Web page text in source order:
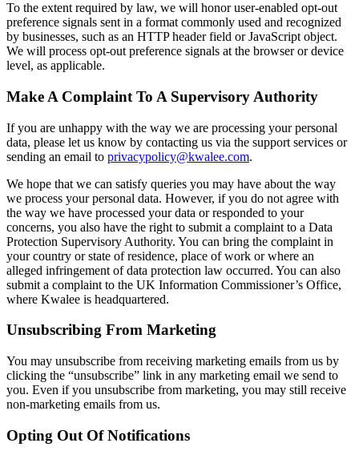
To the extent required by law, we will honor user-enabled opt-out
preference signals sent in a format commonly used and recognized
by businesses, such as an HTTP header field or JavaScript object.
We will process opt-out preference signals at the browser or device
level, as applicable.
Make A Complaint To A Supervisory Authority
If you are unhappy with the way we are processing your personal
data, please let us know by contacting us via the support services or
sending an email to privacypolicy@kwalee.com.
We hope that we can satisfy queries you may have about the way
we process your personal data. However, if you do not agree with
the way we have processed your data or responded to your
concerns, you also have the right to submit a complaint to a Data
Protection Supervisory Authority. You can bring the complaint in
your country or state of residence, place of work or where an
alleged infringement of data protection law occurred. You can also
submit a complaint to the UK Information Commissioner’s Office,
where Kwalee is headquartered.
Unsubscribing From Marketing
You may unsubscribe from receiving marketing emails from us by
clicking the “unsubscribe” link in any marketing email we send to
you. Even if you unsubscribe from marketing, you may still receive
non-marketing emails from us.
Opting Out Of Notifications